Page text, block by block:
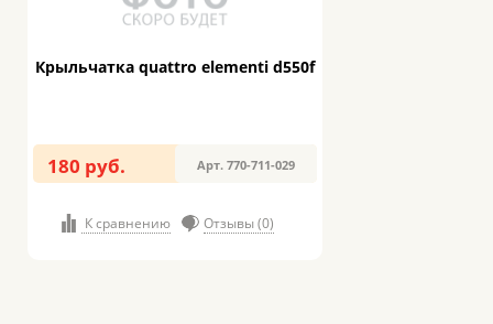
Крыльчатка quattro elementi d550f
180 руб. Арт. 770-711-029
К сравнению Отзывы (0)